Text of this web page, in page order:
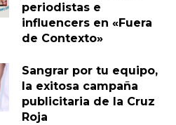
periodistas e
influencers en «Fuera
de Contexto»
Sangrar por tu equipo,
la exitosa campaña
publicitaria de la Cruz
Roja